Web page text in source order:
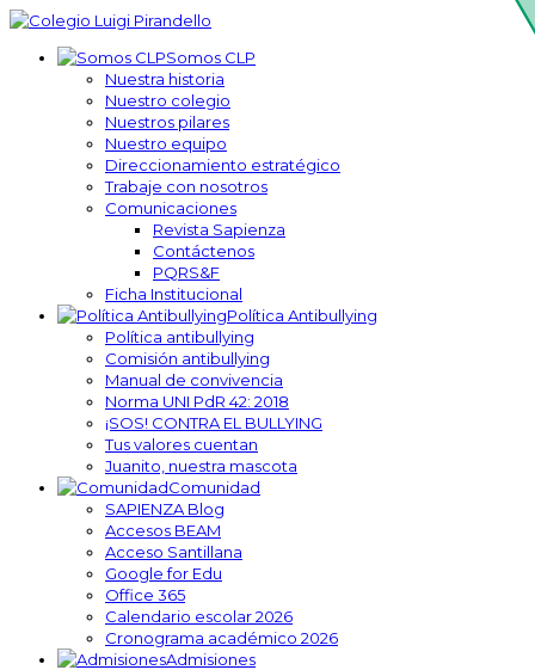
Somos CLP
Nuestra historia
Nuestro colegio
Nuestros pilares
Nuestro equipo
Direccionamiento estratégico
Trabaje con nosotros
Comunicaciones
Revista Sapienza
Contáctenos
PQRS&F
Ficha Institucional
Política Antibullying
Política antibullying
Comisión antibullying
Manual de convivencia
Norma UNI PdR 42: 2018
¡SOS! CONTRA EL BULLYING
Tus valores cuentan
Juanito, nuestra mascota
Comunidad
SAPIENZA Blog
Accesos BEAM
Acceso Santillana
Google for Edu
Office 365
Calendario escolar 2026
Cronograma académico 2026
Admisiones